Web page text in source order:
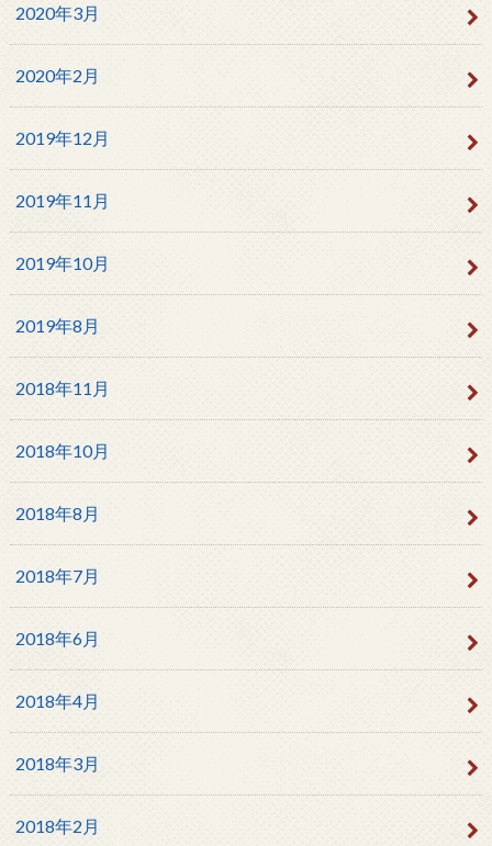
2020年3月
2020年2月
2019年12月
2019年11月
2019年10月
2019年8月
2018年11月
2018年10月
2018年8月
2018年7月
2018年6月
2018年4月
2018年3月
2018年2月